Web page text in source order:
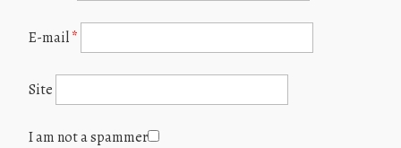
E-mail*
Site
I am not a spammer